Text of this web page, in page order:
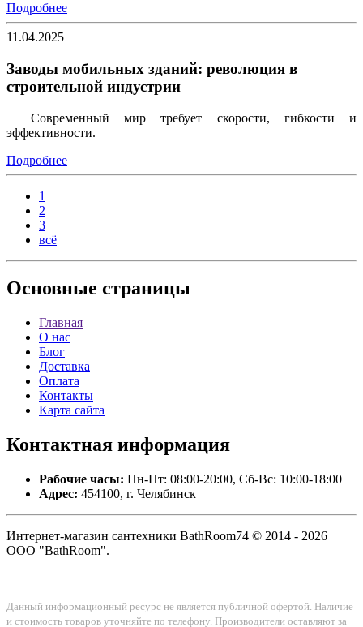
Подробнее
11.04.2025
Заводы мобильных зданий: революция в
строительной индустрии
Современный мир требует скорости, гибкости и
эффективности.
Подробнее
1
2
3
всё
Основные страницы
Главная
О нас
Блог
Доставка
Оплата
Контакты
Карта сайта
Контактная информация
Рабочие часы: Пн-Пт: 08:00-20:00, Сб-Вс: 10:00-18:00
Адрес: 454100, г. Челябинск
Интернет-магазин сантехники BathRoom74 © 2014 - 2026
ООО "BathRoom".
Данный информационный ресурс не является публичной офертой. Наличие
и стоимость товаров уточняйте по телефону. Производители оставляют за